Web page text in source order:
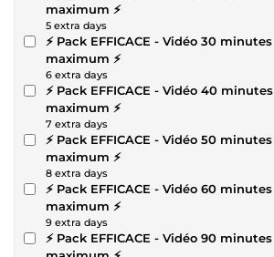
maximum ⚡
5 extra days
⚡ Pack EFFICACE - Vidéo 30 minutes
maximum ⚡
6 extra days
⚡ Pack EFFICACE - Vidéo 40 minutes
maximum ⚡
7 extra days
⚡ Pack EFFICACE - Vidéo 50 minutes
maximum ⚡
8 extra days
⚡ Pack EFFICACE - Vidéo 60 minutes
maximum ⚡
9 extra days
⚡ Pack EFFICACE - Vidéo 90 minutes